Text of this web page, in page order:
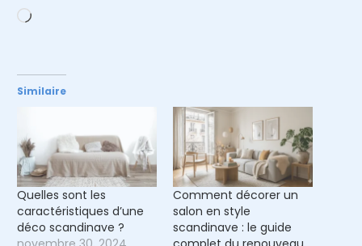
Chargement…
Similaire
Quelles sont les
caractéristiques d’une
déco scandinave ?
Comment décorer un
salon en style
scandinave : le guide